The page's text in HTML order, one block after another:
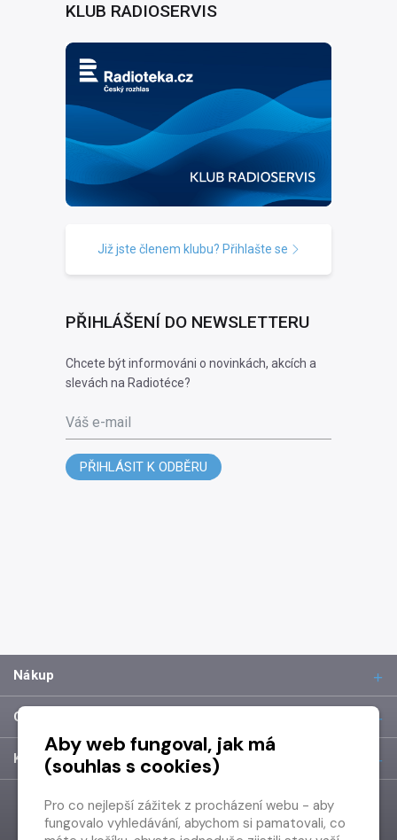
KLUB RADIOSERVIS
Již jste členem klubu? Přihlašte se
PŘIHLÁŠENÍ DO NEWSLETTERU
Chcete být informováni o novinkách, akcích a
slevách na Radiotéce?
Váš e-mail
PŘIHLÁSIT K ODBĚRU
Nákup
O společnosti
Kontakt
Aby web fungoval, jak má
(souhlas s cookies)
Pro co nejlepší zážitek z procházení webu - aby
fungovalo vyhledávání, abychom si pamatovali, co